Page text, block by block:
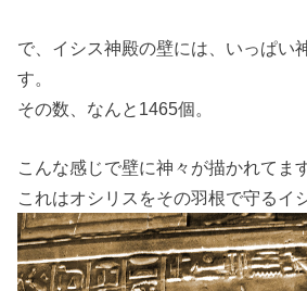
で、イシス神殿の壁には、いっぱい
す。
その数、なんと1465個。
こんな感じで壁に神々が描かれてま
これはオシリスをその羽根で守るイ